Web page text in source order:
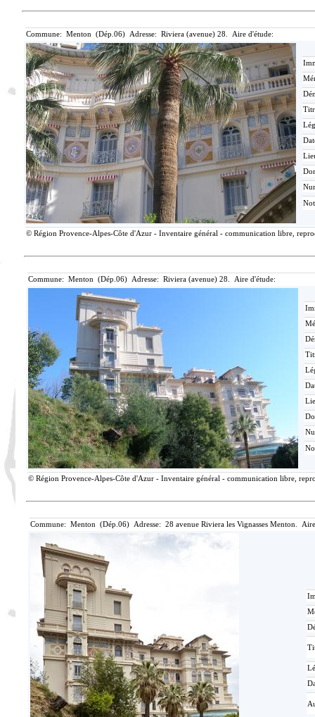
Commune: Menton (Dép.06) Adresse: Riviera (avenue) 28. Aire d'étude:
© Région Provence-Alpes-Côte d'Azur - Inventaire général - communication libre,
Commune: Menton (Dép.06) Adresse: Riviera (avenue) 28. Aire d'étude:
© Région Provence-Alpes-Côte d'Azur - Inventaire général - communication libre,
Commune: Menton (Dép.06) Adresse: 28 avenue Riviera les Vignasses Menton.